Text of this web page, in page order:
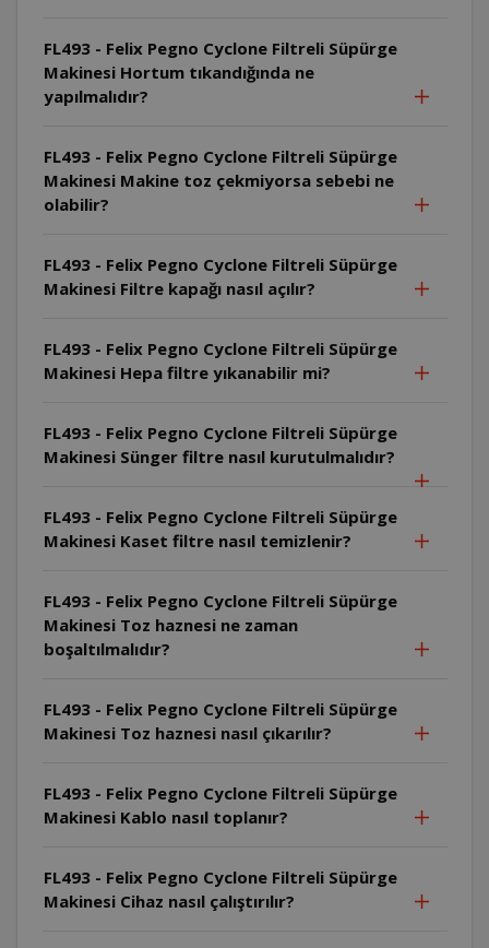
FL493 - Felix Pegno Cyclone Filtreli Süpürge
Makinesi Hortum tıkandığında ne
yapılmalıdır?
FL493 - Felix Pegno Cyclone Filtreli Süpürge
Makinesi Makine toz çekmiyorsa sebebi ne
olabilir?
FL493 - Felix Pegno Cyclone Filtreli Süpürge
Makinesi Filtre kapağı nasıl açılır?
FL493 - Felix Pegno Cyclone Filtreli Süpürge
Makinesi Hepa filtre yıkanabilir mi?
FL493 - Felix Pegno Cyclone Filtreli Süpürge
Makinesi Sünger filtre nasıl kurutulmalıdır?
FL493 - Felix Pegno Cyclone Filtreli Süpürge
Makinesi Kaset filtre nasıl temizlenir?
FL493 - Felix Pegno Cyclone Filtreli Süpürge
Makinesi Toz haznesi ne zaman
boşaltılmalıdır?
FL493 - Felix Pegno Cyclone Filtreli Süpürge
Makinesi Toz haznesi nasıl çıkarılır?
FL493 - Felix Pegno Cyclone Filtreli Süpürge
Makinesi Kablo nasıl toplanır?
FL493 - Felix Pegno Cyclone Filtreli Süpürge
Makinesi Cihaz nasıl çalıştırılır?